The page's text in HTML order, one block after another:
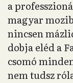
a
magyar
nincsen
dobja eléd a
csomó
nem tudsz